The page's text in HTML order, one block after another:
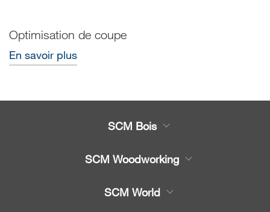
Optimisation de coupe
En savoir plus
SCM Bois
Pièces détachées
SCM Woodworking
SCM World